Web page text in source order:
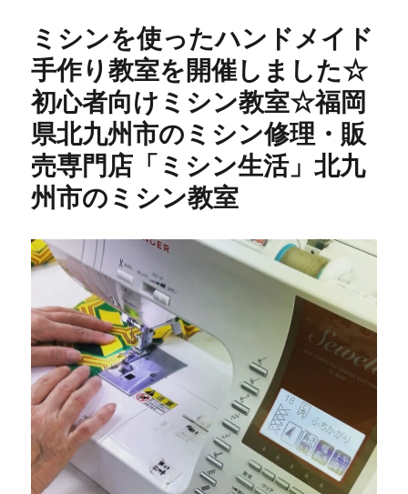
ミシンを使ったハンドメイド
手作り教室を開催しました☆
初心者向けミシン教室☆福岡
県北九州市のミシン修理・販
売専門店「ミシン生活」北九
州市のミシン教室